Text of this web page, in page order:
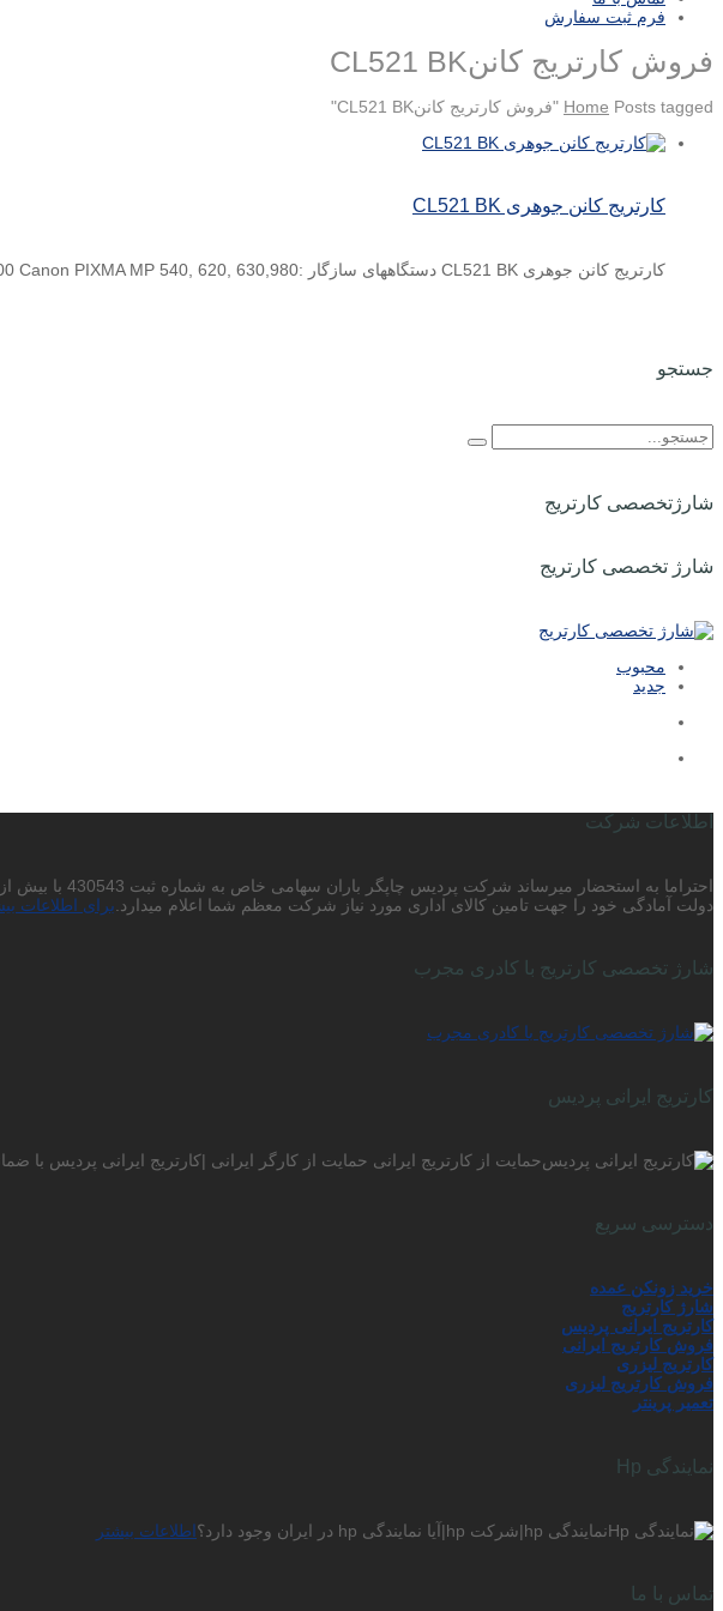
فرم ثبت سفارش
فروش کارتریج کاننCL521 BK
Home Posts tagged "فروش کارتریج کاننCL521 BK"
کارتریج کانن جوهری CL521 BK
کارتریج کانن جوهری CL521 BK دستگاههای سازگار :Canon PIXMA IP 3600 ,4600 Canon PIXMA MP 540, 620, 630,980
جستجو
شارژتخصصی کارتریج
شارژ تخصصی کارتریج
محبوب
جدید
اطلاعات شرکت
دولت آمادگی خود را جهت تامین کالای اداری مورد نیاز شرکت معظم شما اعلام میدارد. برای اطلاعات
شارژ تخصصی کارتریج با کادری مجرب
کارتریج ایرانی پردیس
حمایت از کارتریج ایرانی حمایت از کارگر ایرانی |کارتریج ایرانی پردیس با
دسترسی سریع
خرید زونکن عمده
شارژ کارتریج
کارتریج ایرانی پردیس
فروش کارتریج ایرانی
کارتریج لیزری
فروش کارتریج لیزری
تعمیر پرینتر
نمایندگی Hp
نمایندگی hp|شرکت hp|آیا نمایندگی hp در ایران وجود دارد؟ اطلاعات بیشتر
تماس با ما